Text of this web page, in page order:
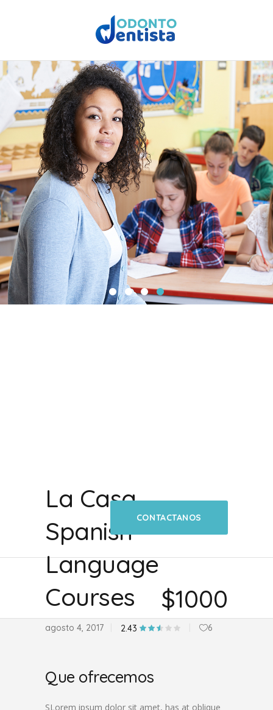
La Casa
Spanish
Language
Courses
agosto 4, 2017 2.43 6
CONTACTANOS
$1000
Que ofrecemos
SLorem ipsum dolor sit amet, has at oblique